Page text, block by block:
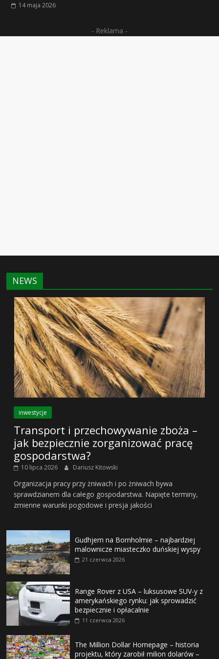
14 maja 2026
- Reklama -
NEWS
inwestycje
Transport i przechowywanie zboża –
jak bezpiecznie zorganizować pracę
gospodarstwa?
10 lipca 2026 Dariusz Kitowski
Organizacja pracy przy żniwach i po żniwach bywa
sprawdzianem dla całego gospodarstwa. Napięte terminy,
zmienne warunki pogodowe i presja jakości
Gudhjem na Bornholmie – najbardziej
malownicze miasteczko duńskiej wyspy
21 czerwca 2026
Range Rover z USA – luksusowe SUV-y z
amerykańskiego rynku: jak sprowadzić
bezpiecznie i opłacalnie
11 czerwca 2026
The Million Dollar Homepage – historia
projektu, który zarobił milion dolarów –